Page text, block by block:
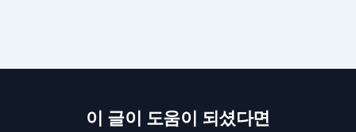
이 글이 도움이 되셨다면